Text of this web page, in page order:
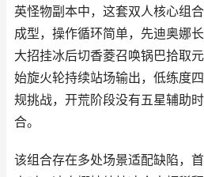
英怪物副本中，这套双人核心组
成型，操作循环简单，先迪奥娜
大招挂冰后切香菱召唤锅巴拾取
始旋火轮持续站场输出，低练度
规挑战，开荒阶段没有五星辅助
合。
该组合存在多处场景适配缺陷，